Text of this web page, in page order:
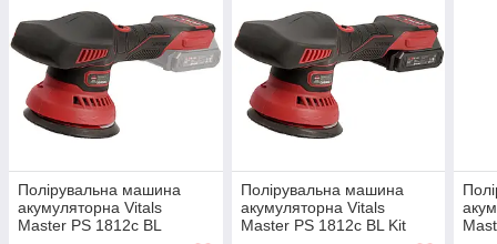
Полірувальна машина
акумуляторна Vitals
Master PS 1812c BL
Полірувальна машина
акумуляторна Vitals
Master PS 1812c BL Kit